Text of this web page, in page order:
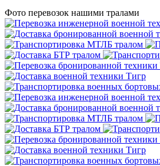
Фото перевозок нашими тралами